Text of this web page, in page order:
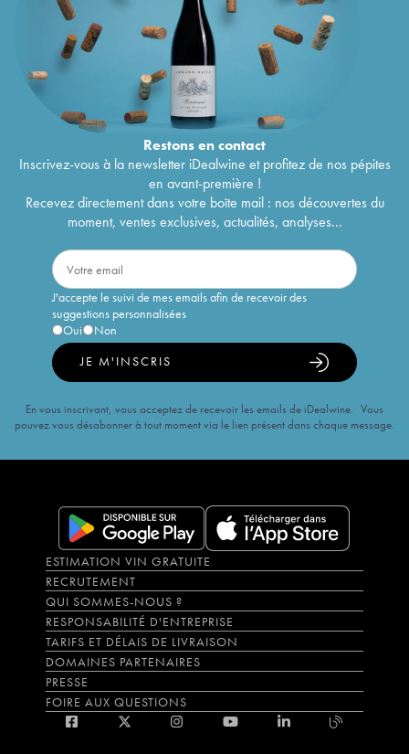
Restons encontact
Inscrivez-vous à la newsletter iDealwine et profitez de nos pépites
en avant-première !
Recevez directement dans votre boîte mail : nos découvertes du
moment, ventes exclusives, actualités, analyses...
J'accepte le suivi de mes emails afin de recevoir des
suggestions personnalisées
Oui
Non
JE M'INSCRIS
En vous inscrivant, vous acceptez de recevoir les emails de iDealwine. Vous
pouvez vous désabonner à tout moment via le lien présent dans chaque message.
ESTIMATION VIN GRATUITE
RECRUTEMENT
QUI SOMMES-NOUS ?
RESPONSABILITÉ D'ENTREPRISE
TARIFS ET DÉLAIS DE LIVRAISON
DOMAINES PARTENAIRES
PRESSE
FOIRE AUX QUESTIONS